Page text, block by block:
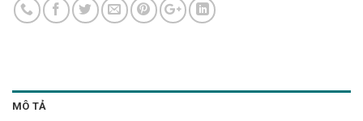
MÔ TẢ